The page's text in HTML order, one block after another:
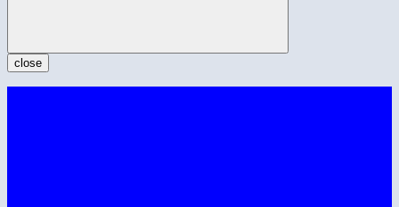
close